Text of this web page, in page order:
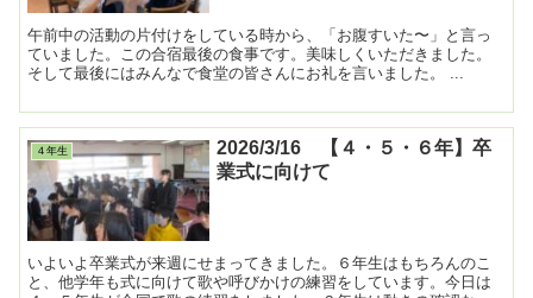
午前中の活動の片付けをしている時から、「お腹すいた〜」と言っ
ていました。この合宿最後の食事です。美味しくいただきました。
そして最後にはみんなで食堂の皆さんにお礼を言いました。 ...
４年生
2026/3/16 【４・５・６年】卒
業式に向けて
いよいよ卒業式が来週にせまってきました。６年生はもちろんのこ
と、他学年も式に向けて歌や呼びかけの練習をしています。今日は